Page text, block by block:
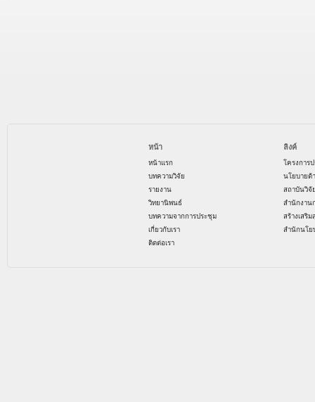
หน้า
หน้าแรก
บทความวิจัย
รายงาน
วิทยานิพนธ์
บทความจากการประชุม
เกี่ยวกับเรา
ติดต่อเรา
ลิงค์
โครงการ
นโยบายด้
สถาบันวิจั
สำนักงาน
สร้างเสริ
สำนักนโย